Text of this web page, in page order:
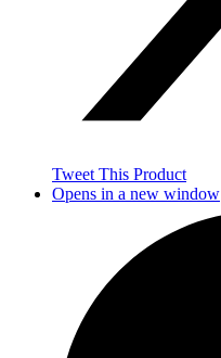
Tweet This Product
Opens in a new window